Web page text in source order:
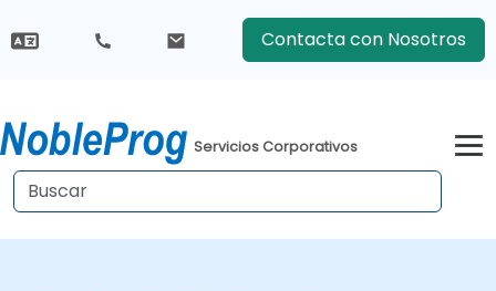
Contacta con Nosotros
Servicios Corporativos